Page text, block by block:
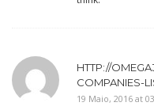
HTTP://
COMPANIES-
19 Maio, 2016 at